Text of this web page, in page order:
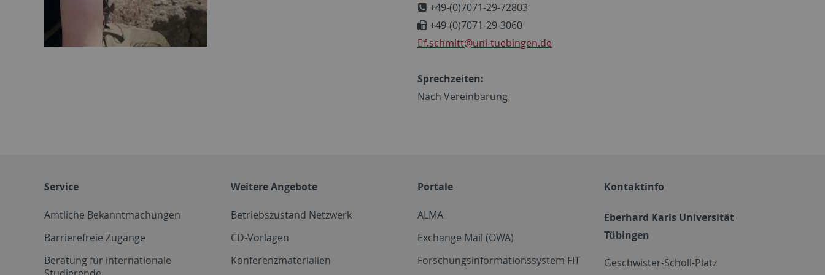
+49-(0)7071-29-72803
+49-(0)7071-29-3060
f.schmitt@uni-tuebingen.de
Sprechzeiten:
Nach Vereinbarung
Service
Amtliche Bekanntmachungen
Barrierefreie Zugänge
Beratung für internationale
Weitere Angebote
Betriebszustand Netzwerk
CD-Vorlagen
Konferenzmaterialien
Portale
ALMA
Exchange Mail (OWA)
Forschungsinformationssystem FIT
Kontaktinfo
Eberhard Karls Universität
Tübingen
Geschwister-Scholl-Platz